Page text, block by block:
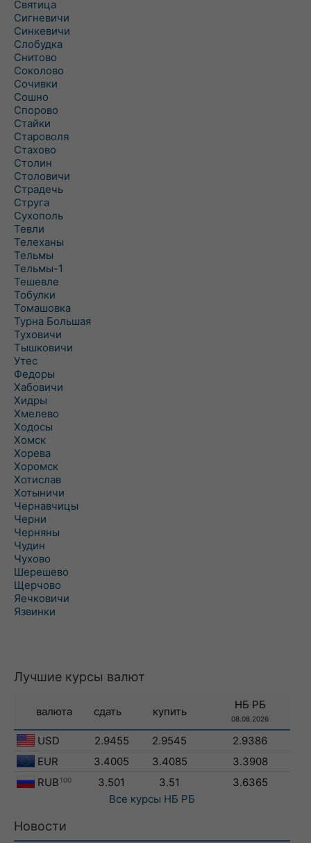
Святица
Сигневичи
Синкевичи
Слобудка
Снитово
Соколово
Сочивки
Сошно
Спорово
Стайки
Староволя
Стахово
Столин
Столовичи
Страдечь
Струга
Сухополь
Тевли
Телеханы
Тельмы
Тельмы-1
Тешевле
Тобулки
Томашовка
Турна Большая
Туховичи
Тышковичи
Утес
Федоры
Хабовичи
Хидры
Хмелево
Ходосы
Хомск
Хорева
Хоромск
Хотислав
Хотыничи
Чернавчицы
Черни
Черняны
Чудин
Чухово
Шерешево
Щерчово
Яечковичи
Язвинки
Лучшие курсы валют
валюта сдать купить
НБ РБ
08.08.2026
USD 2.9455 2.9545
2.9386
EUR
3.4005 3.4085
3.3908
RUB 100 3.501 3.51
3.6365
Все курсы НБ РБ
Новости